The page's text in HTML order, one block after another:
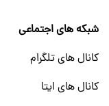
شبکه های اجتماعی
کانال های تلگرام
کانال های ایتا